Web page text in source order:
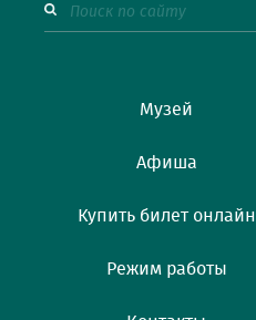
Музей
Афиша
Купить билет онлайн
Режим работы